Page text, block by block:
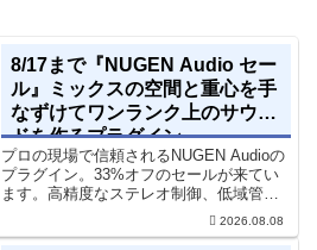
8/17まで『NUGEN Audio セー
ル』ミックスの空間と重心を手
なずけてワンランク上のサウン
ドを作るプラグイン
プロの現場で信頼されるNUGEN Audioの
プラグイン。33%オフのセールが来てい
ます。高精度なステレオ制御、低域管
理、リバーブツールが揃っています。モ
ノラル再生でも崩さずにミックス全体の
2026.08.08